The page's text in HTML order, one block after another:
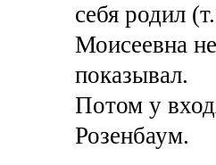
себя родил
Моисеевна
показывал.
Потом у
Розенбаум.